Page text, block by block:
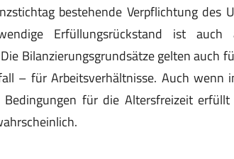
bestehende Verpflichtung des
Erfüllungsrückstand ist
Bilanzierungsgrundsätze gelten auch
– für Arbeitsverhältnisse. Auch wenn
Bedingungen für die Altersfreizeit